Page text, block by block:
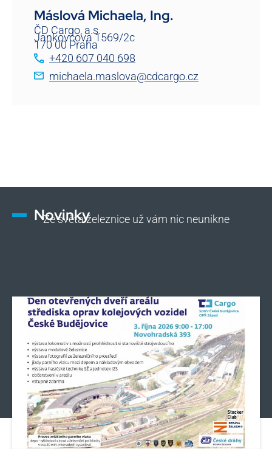
Máslová Michaela, Ing.
ČD Cargo, a.s.
Jankovcova 1569/2c
170 00 Praha
+420 607 040 698
michaela.maslova@cdcargo.cz
Novinky
Ze světa železnice už vám nic neunikne